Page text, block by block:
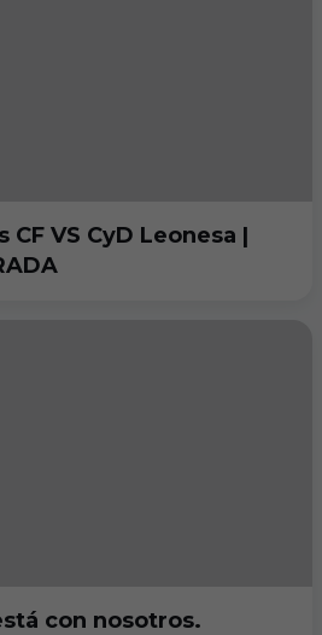
CF VS CyD Leonesa |
con nosotros.